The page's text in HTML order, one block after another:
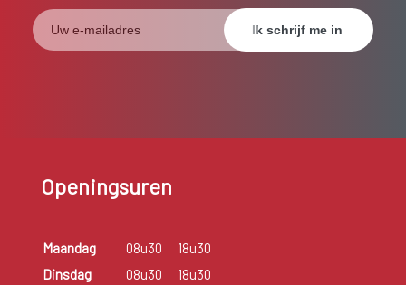
Openingsuren
Maandag 08u30
18u30
Dinsdag
08u30
18u30